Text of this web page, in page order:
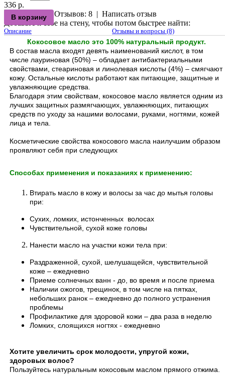
336 р.
Отзывов: 8 | Написать отзыв
Добавьте к себе на стену, чтобы потом быстрее найти:
Описание Отзывы и вопросы (8)
Кокосовое масло это 100% натуральный продукт.
В состав масла входят девять наименований кислот, в том
числе лауриновая (50%) – обладает антибактериальными
свойствами, стеариновая и линолевая кислоты (4%) – смягчают
кожу. Остальные кислоты работают как питающие, защитные и
увлажняющие средства.
Благодаря этим свойствам, кокосовое масло является одним из
лучших защитных размягчающих, увлажняющих, питающих
средств по уходу за нашими волосами, руками, ногтями, кожей
лица и тела.
Косметические свойства кокосового масла наилучшим образом
проявляют себя при следующих
Способах применения и показаниях к применению:
Втирать масло в кожу и волосы за час до мытья головы
при:
Сухих, ломких, истонченных волосах
Чувствительной, сухой коже головы
Нанести масло на участки кожи тела при:
Раздраженной, сухой, шелушащейся, чувствительной
коже – ежедневно
Приеме солнечных ванн - до, во время и после приема
Наличии ожогов, трещинок, в том числе на пятках,
небольших ранок – ежедневно до полного устранения
проблемы
Профилактике для здоровой кожи – два раза в неделю
Ломких, слоящихся ногтях - ежедневно
Хотите увеличить срок молодости, упругой кожи,
здоровых волос?
Пользуйтесь натуральным кокосовым маслом прямого отжима.